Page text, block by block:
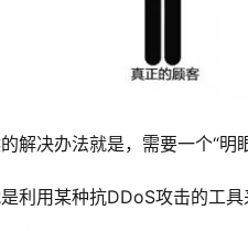
解决办法就是，需要一个“明
利用某种抗DDoS攻击的工